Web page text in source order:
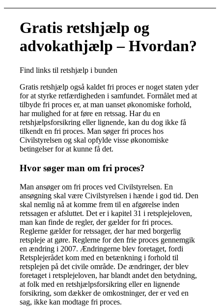
Gratis retshjælp og
advokathjælp – Hvordan?
Find links til retshjælp i bunden
Gratis retshjælp også kaldet fri proces er noget staten yder
for at styrke retfærdigheden i samfundet. Formålet med at
tilbyde fri proces er, at man uanset økonomiske forhold,
har mulighed for at føre en retssag. Har du en
retshjælpsforsikring eller lignende, kan du dog ikke få
tilkendt en fri proces. Man søger fri proces hos
Civilstyrelsen og skal opfylde visse økonomiske
betingelser for at kunne få det.
Hvor søger man om fri proces?
Man ansøger om fri proces ved Civilstyrelsen. En
ansøgning skal være Civilstyrelsen i hænde i god tid. Den
skal nemlig nå at komme frem til en afgørelse inden
retssagen er afsluttet. Det er i kapitel 31 i retsplejeloven,
man kan finde de regler, der gælder for fri proces.
Reglerne gælder for retssager, der har med borgerlig
retspleje at gøre. Reglerne for den frie proces gennemgik
en ændring i 2007. Ændringerne blev foretaget, fordi
Retsplejerådet kom med en betænkning i forhold til
retsplejen på det civile område. De ændringer, der blev
foretaget i retsplejeloven, har blandt andet den betydning,
at folk med en retshjælpsforsikring eller en lignende
forsikring, som dækker de omkostninger, der er ved en
sag, ikke kan modtage fri proces.